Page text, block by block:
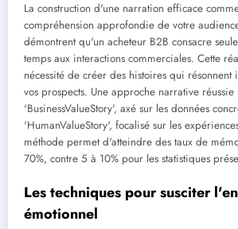
La construction d'une narration efficace
compréhension approfondie de votre
démontrent qu'un acheteur B2B consacre
temps aux interactions commerciales. Cette
nécessité de créer des histoires qui résonnent
vos prospects. Une approche narrative
'BusinessValueStory', axé sur les données
'HumanValueStory', focalisé sur les
méthode permet d'atteindre des taux de
70%, contre 5 à 10% pour les statistiques
Les techniques pour susciter
émotionnel